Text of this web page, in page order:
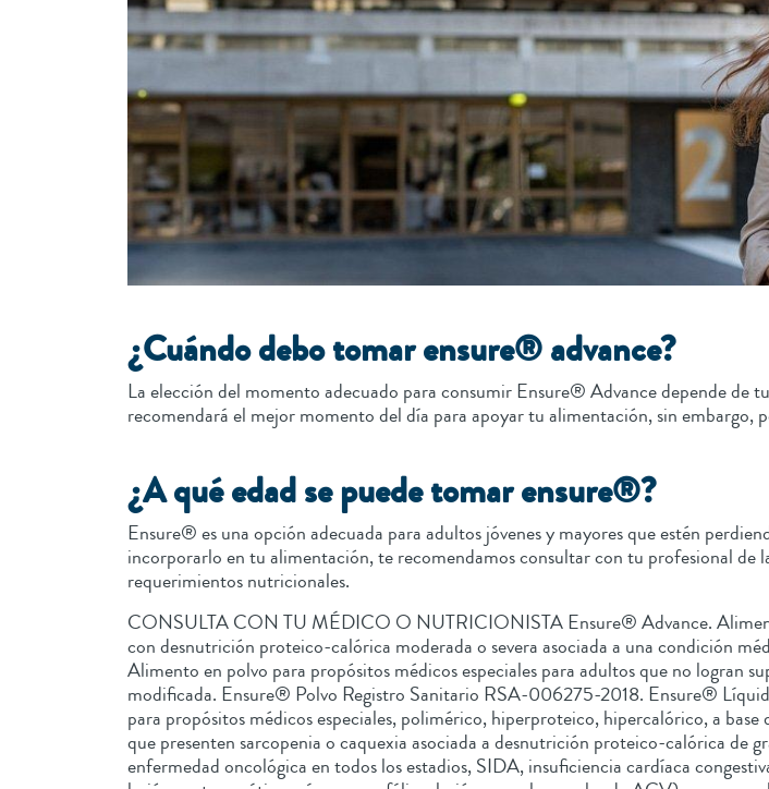
¿Cuándo debo tomar ensure® advance?
La elección del momento adecuado para consumir Ensure® Advance depende de
recomendará el mejor momento del día para apoyar tu alimentación, sin embargo,
¿A qué edad se puede tomar ensure®?
Ensure® es una opción adecuada para adultos jóvenes y mayores que estén
incorporarlo en tu alimentación, te recomendamos consultar con tu profesional de
requerimientos nutricionales.
CONSULTA CON TU MÉDICO O NUTRICIONISTA Ensure® Advance.
con desnutrición proteico-calórica moderada o severa asociada a una condición
Alimento en polvo para propósitos médicos especiales para adultos que no logran
modificada. Ensure® Polvo Registro Sanitario RSA-006275-2018. Ensure®
para propósitos médicos especiales, polimérico, hiperproteico, hipercalórico, a
que presenten sarcopenia o caquexia asociada a desnutrición proteico-calórica de
enfermedad oncológica en todos los estadios, SIDA, insuficiencia cardíaca